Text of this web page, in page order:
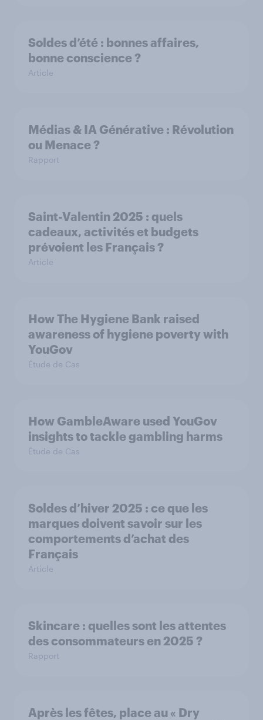
Soldes d’été : bonnes affaires,
bonne conscience ?
Article
Médias & IA Générative : Révolution
ou Menace ?
Rapport
Saint-Valentin 2025 : quels
cadeaux, activités et budgets
prévoient les Français ?
Article
How The Hygiene Bank raised
awareness of hygiene poverty with
YouGov
Étude de Cas
How GambleAware used YouGov
insights to tackle gambling harms
Étude de Cas
Soldes d’hiver 2025 : ce que les
marques doivent savoir sur les
comportements d’achat des
Français
Article
Skincare : quelles sont les attentes
des consommateurs en 2025 ?
Rapport
Après les fêtes, place au « Dry